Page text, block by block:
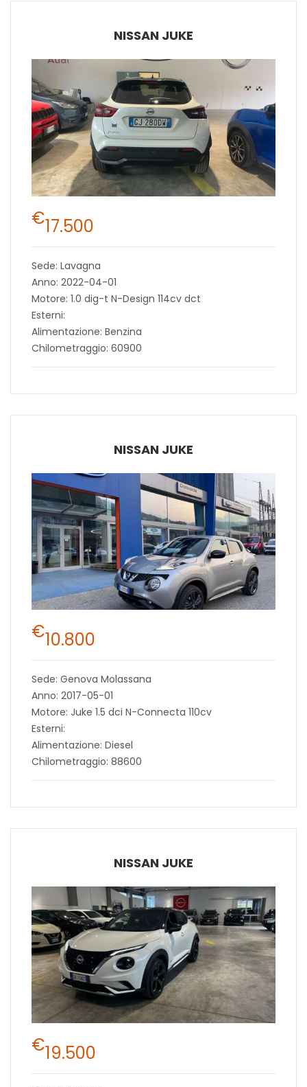
NISSAN JUKE
€17.500
Sede: Lavagna
Anno: 2022-04-01
Motore: 1.0 dig-t N-Design 114cv dct
Esterni:
Alimentazione: Benzina
Chilometraggio: 60900
NISSAN JUKE
€10.800
Sede: Genova Molassana
Anno: 2017-05-01
Motore: Juke 1.5 dci N-Connecta 110cv
Esterni:
Alimentazione: Diesel
Chilometraggio: 88600
NISSAN JUKE
€19.500